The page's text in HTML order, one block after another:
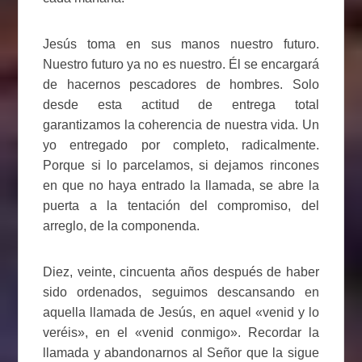
Jesús toma en sus manos nuestro futuro.
Nuestro futuro ya no es nuestro. Él se encargará
de hacernos pescadores de hombres. Solo
desde esta actitud de entrega total
garantizamos la coherencia de nuestra vida. Un
yo entregado por completo, radicalmente.
Porque si lo parcelamos, si dejamos rincones
en que no haya entrado la llamada, se abre la
puerta a la tentación del compromiso, del
arreglo, de la componenda.
Diez, veinte, cincuenta años después de haber
sido ordenados, seguimos descansando en
aquella llamada de Jesús, en aquel «venid y lo
veréis», en el «venid conmigo». Recordar la
llamada y abandonarnos al Señor que la sigue